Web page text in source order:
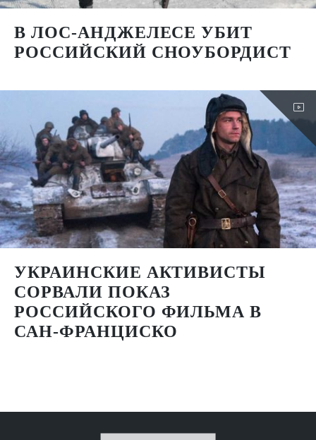
В ЛОС-АНДЖЕЛЕСЕ УБИТ
РОССИЙСКИЙ СНОУБОРДИСТ
УКРАИНСКИЕ АКТИВИСТЫ
СОРВАЛИ ПОКАЗ
РОССИЙСКОГО ФИЛЬМА В
САН-ФРАНЦИСКО